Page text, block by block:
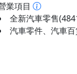
業項目
全新汽車零售
汽車零件、汽車